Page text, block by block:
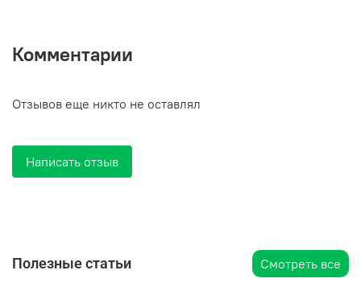
Комментарии
Отзывов еще никто не оставлял
Написать отзыв
Полезные статьи Смотреть все